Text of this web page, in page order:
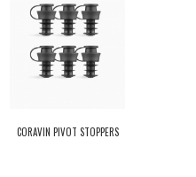
CORAVIN PIVOT STOPPERS